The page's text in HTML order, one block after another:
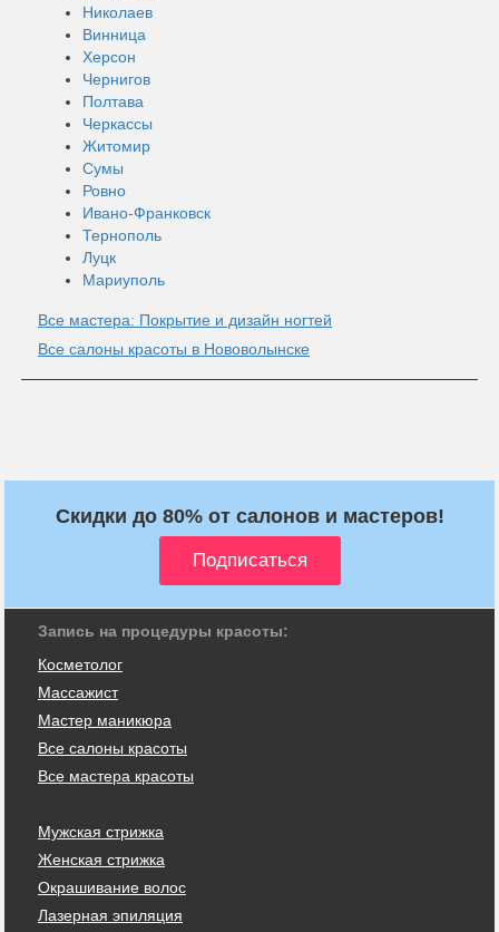
Николаев
Винница
Херсон
Чернигов
Полтава
Черкассы
Житомир
Сумы
Ровно
Ивано-Франковск
Тернополь
Луцк
Мариуполь
Все мастера: Покрытие и дизайн ногтей
Все салоны красоты в Нововолынске
Скидки до 80% от салонов и мастеров!
Запись на процедуры красоты:
Косметолог
Массажист
Мастер маникюра
Все салоны красоты
Все мастера красоты
Мужская стрижка
Женская стрижка
Окрашивание волос
Лазерная эпиляция